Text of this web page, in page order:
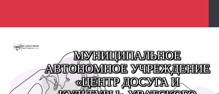
МУНИЦИПАЛЬНОЕ
АВТОНОМНОЕ УЧРЕЖДЕНИЕ
«ЦЕНТР ДОСУГА И